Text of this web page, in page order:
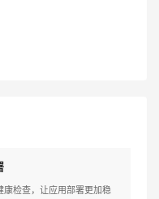
康检查，让应用部署更加稳